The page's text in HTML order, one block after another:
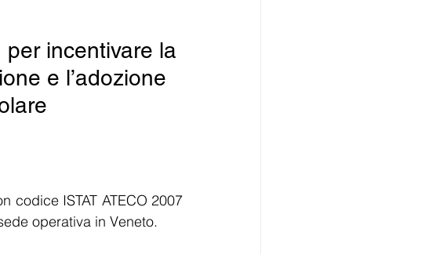
incentivare la
e l’adozione
codice ISTAT ATECO 2007
operativa in Veneto.